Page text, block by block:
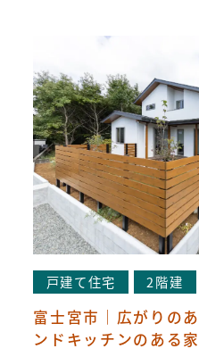
戸建て住宅 2階建
富士宮市｜広がりの
ンドキッチンのある家